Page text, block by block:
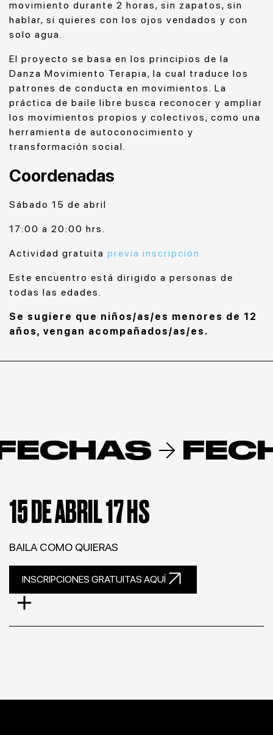
movimiento durante 2 horas, sin zapatos, sin
hablar, si quieres con los ojos vendados y con
solo agua.
El proyecto se basa en los principios de la
Danza Movimiento Terapia, la cual traduce los
patrones de conducta en movimientos. La
práctica de baile libre busca reconocer y ampliar
los movimientos propios y colectivos, como una
herramienta de autoconocimiento y
transformación social.
Coordenadas
Sábado 15 de abril
17:00 a 20:00 hrs.
Actividad gratuita previa inscripción
Este encuentro está dirigido a personas de
todas las edades.
Se sugiere que niños/as/es menores de 12
años, vengan acompañados/as/es.
15 DE ABRIL 17 HS
BAILA COMO QUIERAS
INSCRIPCIONES GRATUITAS AQUÍ